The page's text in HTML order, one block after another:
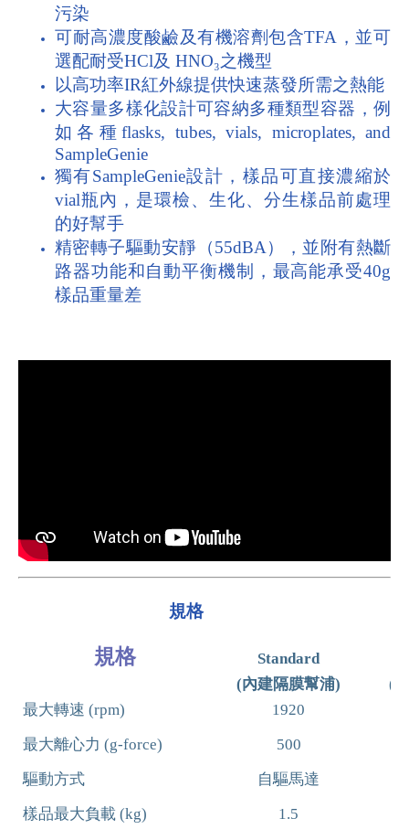
污染
可耐高濃度酸鹼及有機溶劑包含TFA，並可
選配耐受HCl及 HNO₃之機型
以高功率IR紅外線提供快速蒸發所需之熱能
大容量多樣化設計可容納多種類型容器，例
如各種flasks, tubes, vials, microplates, and
SampleGenie
獨有SampleGenie設計，樣品可直接濃縮於
vial瓶內，是環檢、生化、分生樣品前處理
的好幫手
精密轉子驅動安靜（55dBA），並附有熱斷
路器功能和自動平衡機制，最高能承受40g
樣品重量差
規格
規格
Standard
(內建隔膜幫浦)
(
最大轉速(rpm)
1920
最大離心力(g-force)
500
驅動方式
自驅馬達
樣品最大負載(kg)
1.5